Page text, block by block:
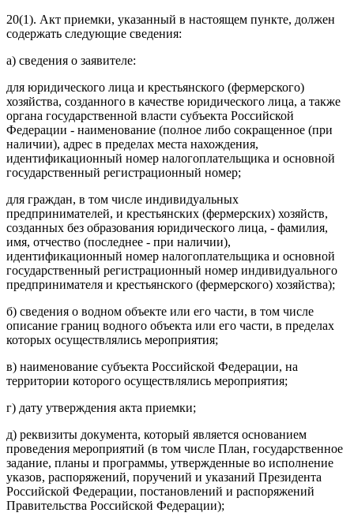
20(1). Акт приемки, указанный в настоящем пункте, должен
содержать следующие сведения:
а) сведения о заявителе:
для юридического лица и крестьянского (фермерского)
хозяйства, созданного в качестве юридического лица, а также
органа государственной власти субъекта Российской
Федерации - наименование (полное либо сокращенное (при
наличии), адрес в пределах места нахождения,
идентификационный номер налогоплательщика и основной
государственный регистрационный номер;
для граждан, в том числе индивидуальных
предпринимателей, и крестьянских (фермерских) хозяйств,
созданных без образования юридического лица, - фамилия,
имя, отчество (последнее - при наличии),
идентификационный номер налогоплательщика и основной
государственный регистрационный номер индивидуального
предпринимателя и крестьянского (фермерского) хозяйства);
б) сведения о водном объекте или его части, в том числе
описание границ водного объекта или его части, в пределах
которых осуществлялись мероприятия;
в) наименование субъекта Российской Федерации, на
территории которого осуществлялись мероприятия;
г) дату утверждения акта приемки;
д) реквизиты документа, который является основанием
проведения мероприятий (в том числе План, государственное
задание, планы и программы, утвержденные во исполнение
указов, распоряжений, поручений и указаний Президента
Российской Федерации, постановлений и распоряжений
Правительства Российской Федерации);